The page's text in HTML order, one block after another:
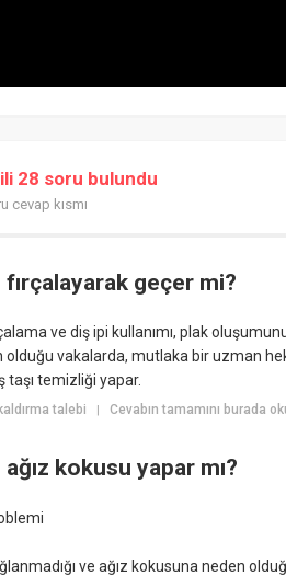
28 soru bulundu
cevap kısmı
fırçalayarak geçer mi?
ve diş ipi kullanımı, plak
olduğu vakalarda, mutlaka bir uzman
taşı temizliği yapar.
talebi | Cevabın tamamını burada
ağız kokusu yapar mı?
ve ağız kokusuna neden